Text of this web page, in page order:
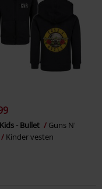
- Bullet
Guns N'
Kinder vesten